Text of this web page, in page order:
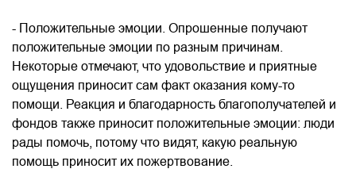
- Положительные эмоции. Опрошенные получают
положительные эмоции по разным причинам.
Некоторые отмечают, что удовольствие и приятные
ощущения приносит сам факт оказания кому-то
помощи. Реакция и благодарность благополучателей и
фондов также приносит положительные эмоции: люди
рады помочь, потому что видят, какую реальную
помощь приносит их пожертвование.